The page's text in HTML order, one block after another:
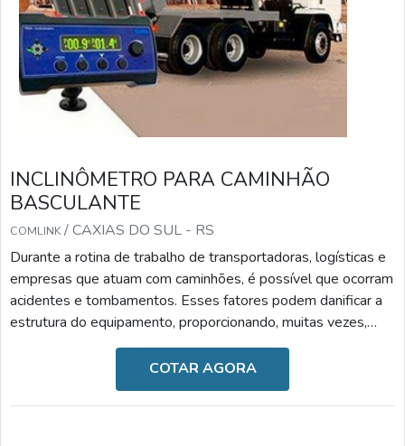
INCLINÔMETRO PARA CAMINHÃO
BASCULANTE
COMLINK/ CAXIAS DO SUL - RS
Durante a rotina de trabalho de transportadoras, logísticas e
empresas que atuam com caminhões, é possível que ocorram
acidentes e tombamentos. Esses fatores podem danificar a
estrutura do equipamento, proporcionando, muitas vezes,
sérios danos às máquinas e operadores. Por isso, o
inclinômetro para caminhão basculante é tão importante no
mercado.AS CARACTERÍSTICAS TÉCNICAS DO PRODUTO
As principais causas de tombamentos de basculantes são os
COTAR AGORA